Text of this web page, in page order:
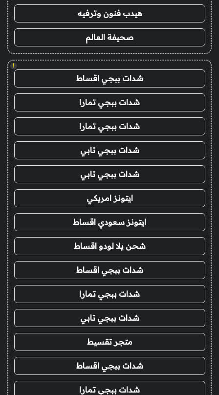
هيدب فنون وترفيه
صحيفة العالم
!
شدات ببجي اقساط
شدات ببجي تمارا
شدات ببجي تمارا
شدات ببجي تابي
شدات ببجي تابي
ايتونز امريكي
ايتونز سعودي اقساط
شحن يلا لودو اقساط
شدات ببجي اقساط
شدات ببجي تمارا
شدات ببجي تابي
متجر تقسيط
شدات ببجي اقساط
شدات ببجي تمارا